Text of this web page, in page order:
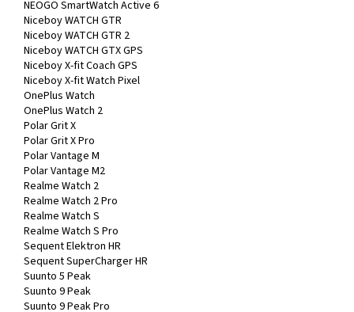
NEOGO SmartWatch Active 6
Niceboy WATCH GTR
Niceboy WATCH GTR 2
Niceboy WATCH GTX GPS
Niceboy X-fit Coach GPS
Niceboy X-fit Watch Pixel
OnePlus Watch
OnePlus Watch 2
Polar Grit X
Polar Grit X Pro
Polar Vantage M
Polar Vantage M2
Realme Watch 2
Realme Watch 2 Pro
Realme Watch S
Realme Watch S Pro
Sequent Elektron HR
Sequent SuperCharger HR
Suunto 5 Peak
Suunto 9 Peak
Suunto 9 Peak Pro